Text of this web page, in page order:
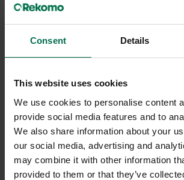
Consent Details
This website uses cookies
We use cookies to personalise content
provide social media features and to
We also share information about your
our social media, advertising and
may combine it with other information
provided to them or that they’ve
Götessons
Takabsorbent Sound Off
950 kr
Hyr från /mån
1 i lager
Sparar miljön ca 7 kg
C02
Abstracta
Hyr från
22 i lager
C02